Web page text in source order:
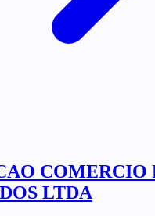
COMERCIO
LTDA